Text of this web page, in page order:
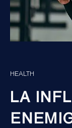
HEALTH
LA